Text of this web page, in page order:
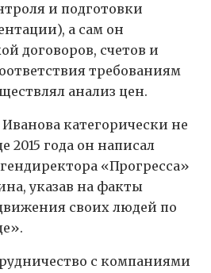
и подготовки
а сам он
договоров, счетов и
требованиям
анализ цен.
категорически не
2015 года он написал
«Прогресса»
указав на факты
своих людей по
с компаниями